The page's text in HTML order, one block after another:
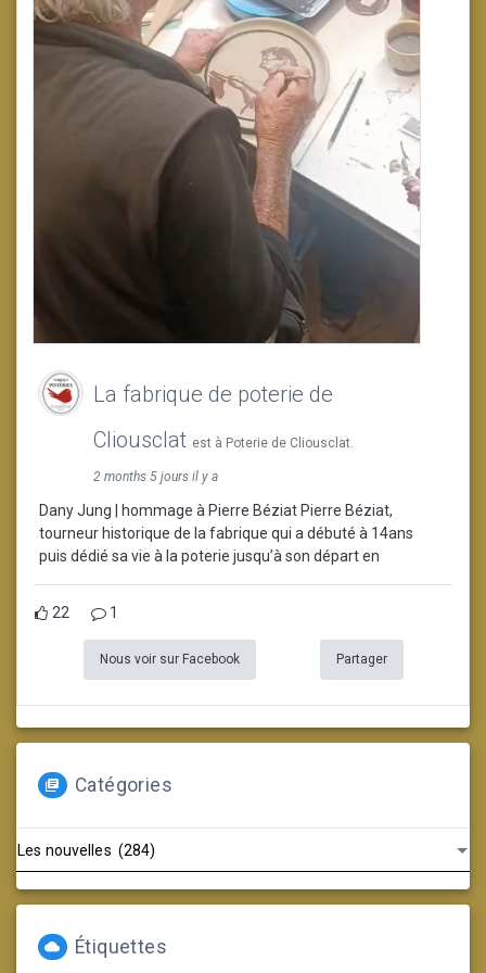
La fabrique de poterie de
Cliousclat est à Poterie de Cliousclat.
2 months 5 jours il y a
Dany Jung | hommage à Pierre Béziat Pierre Béziat,
tourneur historique de la fabrique qui a débuté à 14ans
puis dédié sa vie à la poterie jusqu’à son départ en
22 1
Nous voir sur Facebook Partager
Catégories
Étiquettes